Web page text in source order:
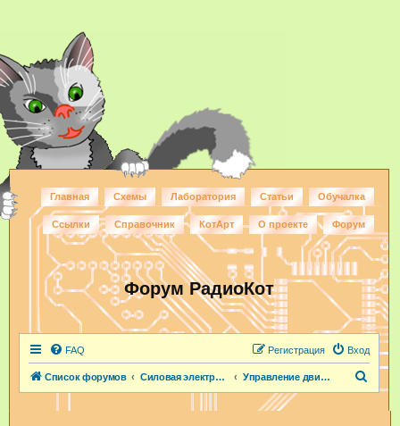
Главная Схемы Лаборатория Статьи Обучалка
Ссылки Справочник КотАрт О проекте Форум
Форум РадиоКот
FAQ Вход
Регистрация
Список форумов Силовая электроника Управление двигателями